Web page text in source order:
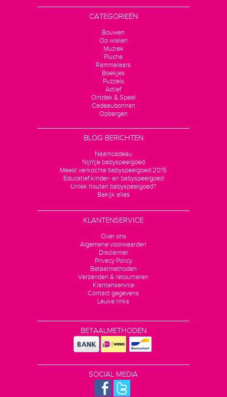
CATEGORIEËN
Bouwen
Op wielen
Muziek
Pluche
Rammelaars
Boekjes
Puzzels
Actief
Ontdek & Speel
Cadeaubonnen
Opbergen
BLOG BERICHTEN
Naamcadeau
Nijntje babyspeelgoed
Meest verkochte babyspeelgoed 2015
Educatief kinder- en babyspeelgoed
Uniek houten babyspeelgoed?
Bekijk alles
KLANTENSERVICE
Over ons
Algemene voorwaarden
Disclaimer
Privacy Policy
Betaalmethoden
Verzenden & retourneren
Klantenservice
Contact gegevens
Leuke links
BETAALMETHODEN
SOCIAL MEDIA